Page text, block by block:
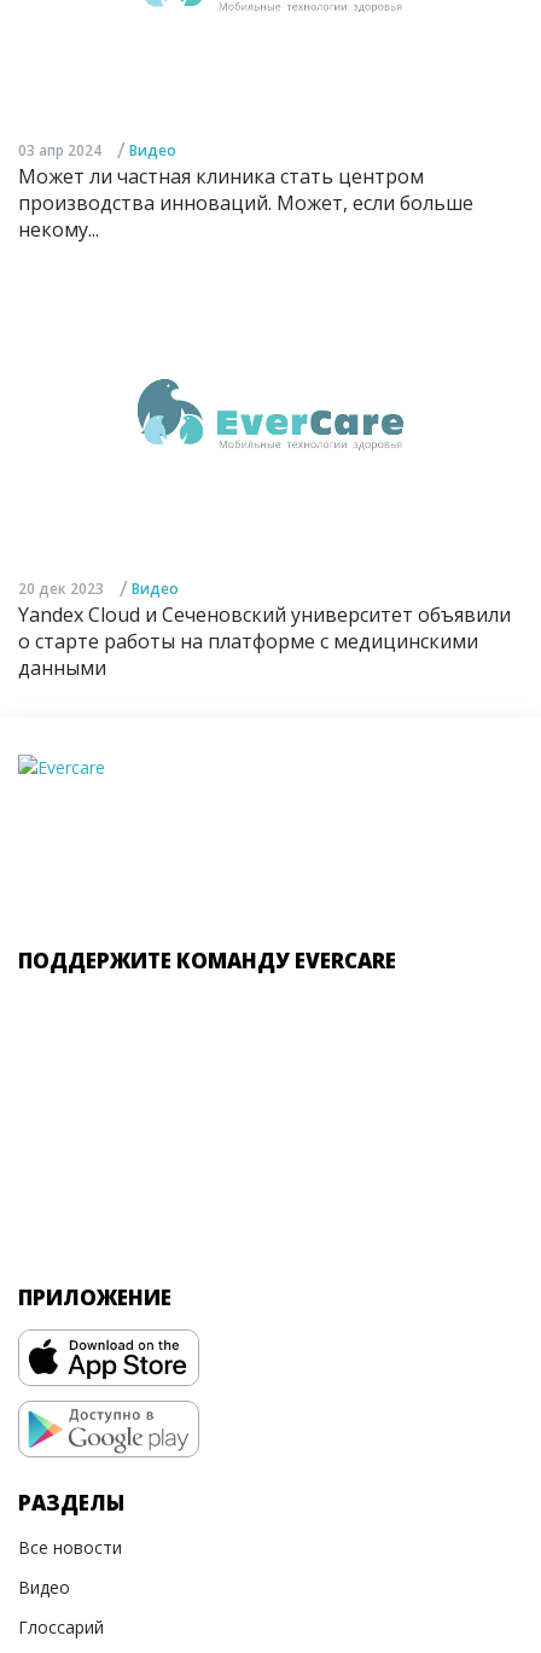
03 апр 2024 / Видео
Может ли частная клиника стать центром
производства инноваций. Может, если больше
некому...
20 дек 2023 / Видео
Yandex Cloud и Сеченовский университет объявили
о старте работы на платформе с медицинскими
данными
ПОДДЕРЖИТЕ КОМАНДУ EVERCARE
ПРИЛОЖЕНИЕ
РАЗДЕЛЫ
Все новости
Видео
Глоссарий